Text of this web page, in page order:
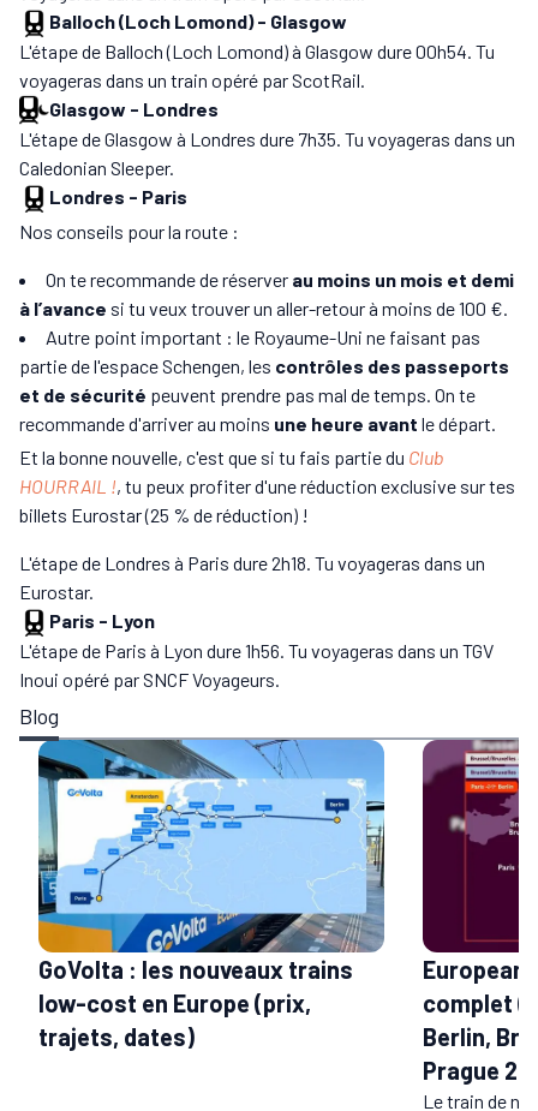
Balloch (Loch Lomond)- Glasgow
L'étape de Balloch (Loch Lomond) à Glasgow dure 00h54. Tu
voyageras dans un train opéré par ScotRail.
Glasgow - Londres
L'étape de Glasgow à Londres dure 7h35. Tu voyageras dans un
Caledonian Sleeper.
Londres - Paris
Nos conseils pour la route :
On te recommande de réserver au moins un mois et demi
à l’avance si tu veux trouver un aller-retour à moins de 100 €.
Autre point important : le Royaume-Uni ne faisant pas
partie de l'espace Schengen, les contrôles des passeports
et de sécurité peuvent prendre pas mal de temps. On te
recommande d'arriver au moins une heure avant le départ.
Et la bonne nouvelle, c'est que si tu fais partie du Club
HOURRAIL !, tu peux profiter d'une réduction exclusive sur tes
billets Eurostar (25 % de réduction) !
L'étape de Londres à Paris dure 2h18. Tu voyageras dans un
Eurostar.
Paris - Lyon
L'étape de Paris à Lyon dure 1h56. Tu voyageras dans un TGV
Inoui opéré par SNCF Voyageurs.
Blog
GoVolta : les nouveaux trains
low-cost en Europe (prix,
trajets, dates)
European
complet
Berlin,
Prague
Le train de